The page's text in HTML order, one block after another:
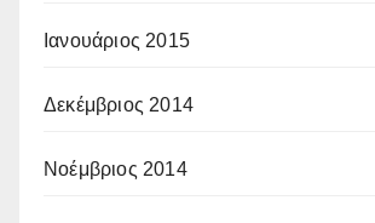
Ιανουάριος 2015
Δεκέμβριος 2014
Νοέμβριος 2014